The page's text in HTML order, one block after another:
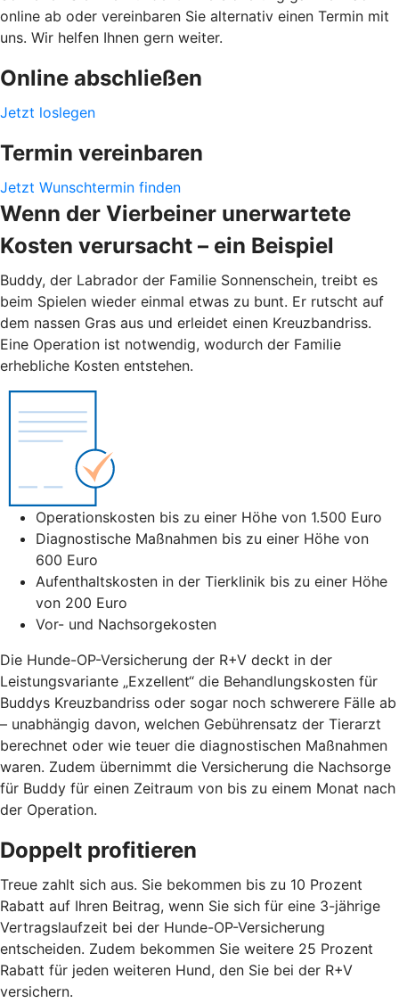
online ab oder vereinbaren Sie alternativ einen Termin mit
uns. Wir helfen Ihnen gern weiter.
Online abschließen
Jetzt loslegen
Termin vereinbaren
Jetzt Wunschtermin finden
Wenn der Vierbeiner unerwartete
Kosten verursacht – ein Beispiel
Buddy, der Labrador der Familie Sonnenschein, treibt es
beim Spielen wieder einmal etwas zu bunt. Er rutscht auf
dem nassen Gras aus und erleidet einen Kreuzbandriss.
Eine Operation ist notwendig, wodurch der Familie
erhebliche Kosten entstehen.
Operationskosten bis zu einer Höhe von 1.500 Euro
Diagnostische Maßnahmen bis zu einer Höhe von
600 Euro
Aufenthaltskosten in der Tierklinik bis zu einer Höhe
von 200 Euro
Vor- und Nachsorgekosten
Die Hunde-OP-Versicherung der R+V deckt in der
Leistungsvariante „Exzellent“ die Behandlungskosten für
Buddys Kreuzbandriss oder sogar noch schwerere Fälle ab
– unabhängig davon, welchen Gebührensatz der Tierarzt
berechnet oder wie teuer die diagnostischen Maßnahmen
waren. Zudem übernimmt die Versicherung die Nachsorge
für Buddy für einen Zeitraum von bis zu einem Monat nach
der Operation.
Doppelt profitieren
Treue zahlt sich aus. Sie bekommen bis zu 10 Prozent
Rabatt auf Ihren Beitrag, wenn Sie sich für eine 3-jährige
Vertragslaufzeit bei der Hunde-OP-Versicherung
entscheiden. Zudem bekommen Sie weitere 25 Prozent
Rabatt für jeden weiteren Hund, den Sie bei der R+V
versichern.